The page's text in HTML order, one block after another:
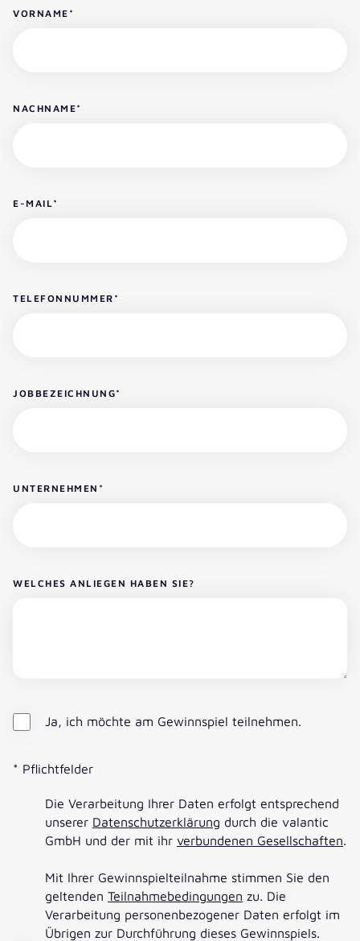
VORNAME *
NACHNAME*
E-MAIL *
TELEFONNUMMER *
JOBBEZEICHNUNG*
UNTERNEHMEN *
WELCHES ANLIEGEN HABEN SIE?
Ja, ich möchte am Gewinnspiel teilnehmen.
* Pflichtfelder
Die Verarbeitung Ihrer Daten erfolgt entsprechend
unserer Datenschutzerklärung durch die valantic
GmbH und der mit ihr verbundenen Gesellschaften
Mit Ihrer Gewinnspielteilnahme stimmen Sie den
geltenden Teilnahmebedingungen zu. Die
Verarbeitung personenbezogener Daten erfolgt im
Übrigen zur Durchführung dieses Gewinnspiels.